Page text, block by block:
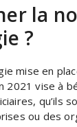
la
?
mise en
2021 vise à
qu’ils
ou des